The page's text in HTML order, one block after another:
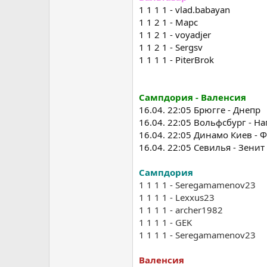
1 1 1 1 - vlad.babayan
1 1 2 1 - Марс
1 1 2 1 - voyadjer
1 1 2 1 - Sergsv
1 1 1 1 - PiterBrok
Сампдория - Валенсия
16.04. 22:05 Брюгге - Днепр
16.04. 22:05 Вольфсбург -
16.04. 22:05 Динамо Киев -
16.04. 22:05 Севилья - Зенит
Сампдория
1 1 1 1 - Seregamamenov23
1 1 1 1 - Lexxus23
1 1 1 1 - archer1982
1 1 1 1 - GEK
1 1 1 1 - Seregamamenov23
Валенсия